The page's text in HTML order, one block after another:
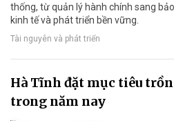
thống, từ quản lý hành chính sang
kinh tế và phát triển bền vững.
Tài nguyên và phát triển
Hà Tĩnh đặt mục tiêu
trong năm nay